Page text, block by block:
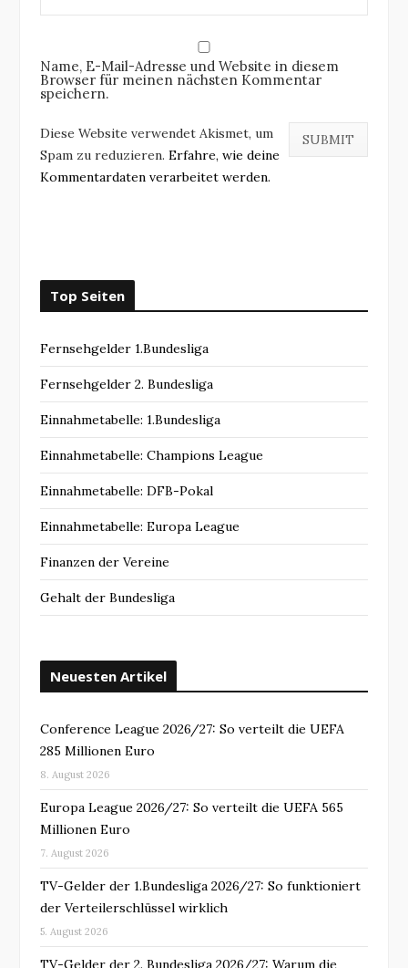
Name, E-Mail-Adresse und Website in diesem
Browser für meinen nächsten Kommentar
speichern.
Diese Website verwendet Akismet, um
Spam zu reduzieren. Erfahre, wie deine
Kommentardaten verarbeitet werden.
Top Seiten
Fernsehgelder 1.Bundesliga
Fernsehgelder 2. Bundesliga
Einnahmetabelle: 1.Bundesliga
Einnahmetabelle: Champions League
Einnahmetabelle: DFB-Pokal
Einnahmetabelle: Europa League
Finanzen der Vereine
Gehalt der Bundesliga
Neuesten Artikel
Conference League 2026/27: So verteilt die UEFA
285 Millionen Euro
8. August 2026
Europa League 2026/27: So verteilt die UEFA 565
Millionen Euro
7. August 2026
TV-Gelder der 1.Bundesliga 2026/27: So funktioniert
der Verteilerschlüssel wirklich
5. August 2026
TV-Gelder der 2. Bundesliga 2026/27: Warum die